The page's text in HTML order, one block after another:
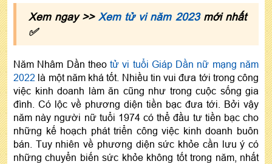
Xem ngay >> Xem tử vi năm 2023mới nhất
✅
Năm Nhâm Dần theotử vi tuổi Giáp Dần nữ mạng năm
2022 là một năm khá tốt. Nhiều tin vui đưa tới trong công
việc kinh doanh làm ăn cũng như trong cuộc sống gia
đình. Có lộc về phương diện tiền bạc đưa tới. Bởi vậy
năm này người nữ tuổi 1974 có thể đầu tư tiền bạc cho
những kế hoạch phát triển công việc kinh doanh buôn
bán. Tuy nhiên về phương diện sức khỏe cần lưu ý có
những chuyển biến sức khỏe không tốt trong năm, nhất